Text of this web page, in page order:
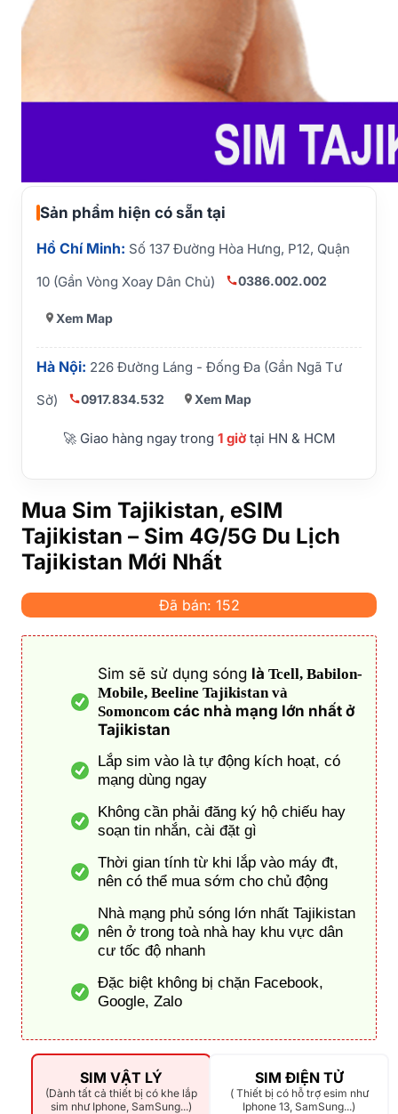
Sản phẩm hiện có sẵn tại
Hồ Chí Minh: Số 137 Đường Hòa Hưng, P12, Quận
10 (Gần Vòng Xoay Dân Chủ)
0386.002.002
Xem Map
Hà Nội: 226 Đường Láng - Đống Đa (Gần Ngã Tư
Sở)
0917.834.532 Xem Map
🚀 Giao hàng ngay trong 1 giờtại HN & HCM
Mua Sim Tajikistan, eSIM
Tajikistan – Sim 4G/5G Du Lịch
Tajikistan Mới Nhất
Đã bán: 152
Sim sẽ sử dụng sóng là Tcell, Babilon-
Mobile, Beeline Tajikistan và
Somoncom các nhà mạng lớn nhất ở
Tajikistan
Lắp sim vào là tự động kích hoạt, có
mạng dùng ngay
Không cần phải đăng ký hộ chiếu hay
soạn tin nhắn, cài đặt gì
Thời gian tính từ khi lắp vào máy đt,
nên có thể mua sớm cho chủ động
Nhà mạng phủ sóng lớn nhất Tajikistan
nên ở trong toà nhà hay khu vực dân
cư tốc độ nhanh
Đặc biệt không bị chặn Facebook,
Google, Zalo
SIM VẬT LÝ
(Dành tất cả thiết bị có khe lắp
sim như Iphone, SamSung...)
SIM ĐIỆN TỬ
( Thiết bị có hỗ trợ esim như
Iphone 13, SamSung...)